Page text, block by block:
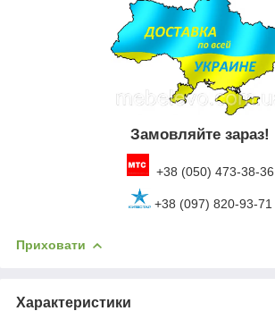
Замовляйте зараз!
+38 (050) 473-38-36
+38 (097) 820-93-71
Приховати
Характеристики